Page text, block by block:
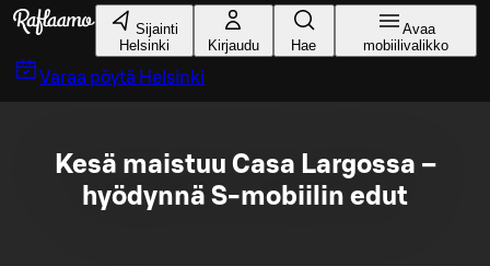
Siirry pääsisältöön
Sijainti
Helsinki
Kirjaudu Hae
Avaa
mobiilivalikko
Varaa pöytä Helsinki
Kesä maistuu Casa Largossa –
hyödynnä S-mobiilin edut